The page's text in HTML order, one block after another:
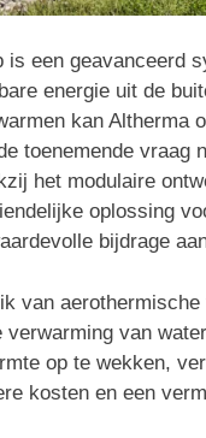
een geavanceerd
energie uit de
kan Altherma
toenemende vraag
het modulaire
oplossing
bijdrage
van
verwarming van
op te wekken,
kosten en een